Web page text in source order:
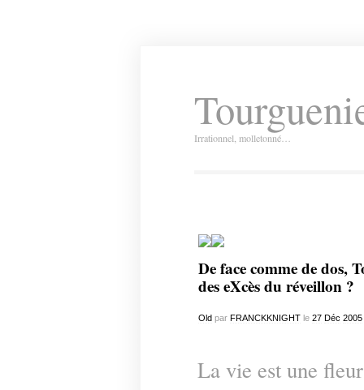
Irrationnel, molletonné…
De face comme de dos,
des eXcès du réveillon ?
Old par FRANCKKNIGHTle 27 Déc 2005
La vie est une